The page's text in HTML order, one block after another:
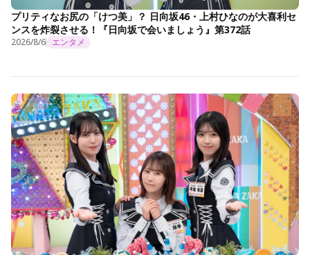
プリティなお尻の「けつ美」？ 日向坂46・上村ひなのが大喜利セ
ンスを炸裂させる！『日向坂で会いましょう』第372話
2026/8/6 エンタメ